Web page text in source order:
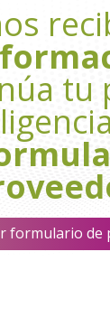
tu
formulario de